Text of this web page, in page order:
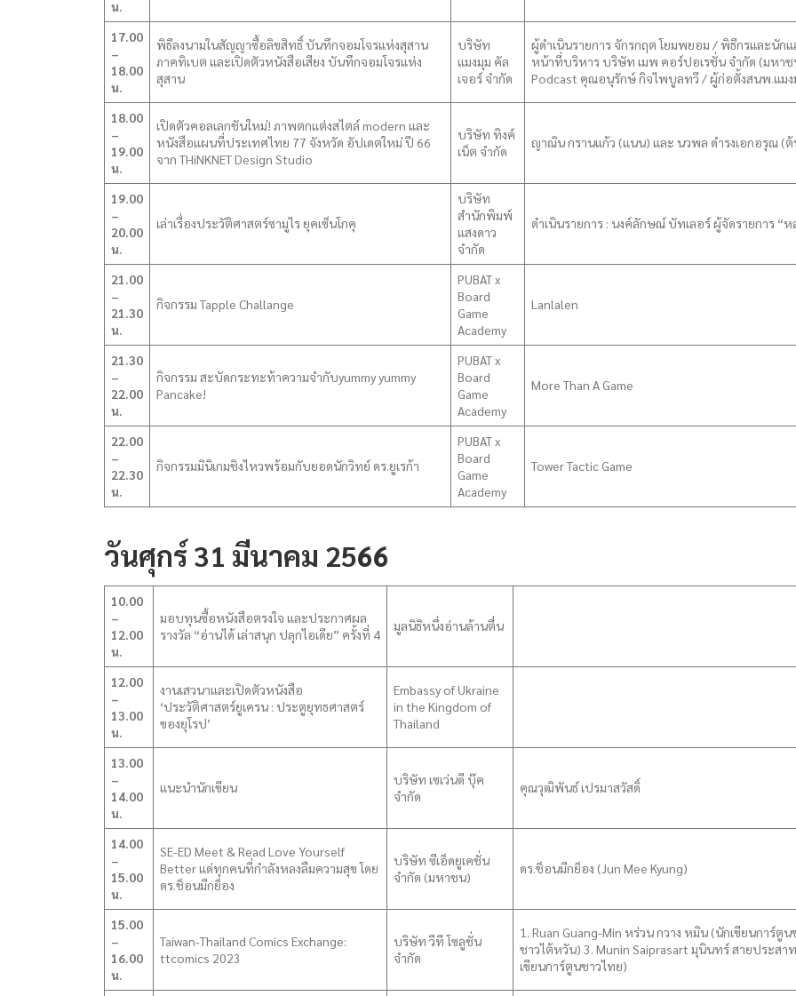
น.
17.00
–
18.00
น.
พิธีลงนามในสัญญาซื้อลิขสิทธิ์ บันทึกจอมโจรแห่งสุสาน
ภาคทิเบต และเปิดตัวหนังสือเสียง บันทึกจอมโจรแห่ง
สุสาน
บริษัท
แมงมุม คัล
เจอร์ จำกัด
ผู้ดำเนินรายการ จักรกฤต โยมพยอม / พิธีกรและนัก
หน้าที่บริหาร บริษัท เมพ คอร์ปอเรชั่น จำกัด (มหา
Podcast คุณอนุรักษ์ กิจไพบูลทวี / ผู้ก่อตั้งสนพ.แม
18.00
–
19.00
น.
เปิดตัวคอลเลกชันใหม่! ภาพตกแต่งสไตล์ modern และ
หนังสือแผนที่ประเทศไทย 77 จังหวัด อัปเดตใหม่ ปี 66
จาก THiNKNET Design Studio
บริษัท ทิงค์
เน็ต จำกัด
ญาณิน กรานแก้ว (แนน) และ นวพล ดำรงเอกอรุณ (
19.00
–
20.00
น.
เล่าเรื่องประวัติศาสตร์ซามูไร ยุคเซ็นโกคุ
บริษัท
สำนักพิมพ์
แสงดาว
จำกัด
ดำเนินรายการ : นงค์ลักษณ์ บัทเลอร์ ผู้จัดรายการ “
21.00
–
21.30
น.
กิจกรรม Tapple Challange
PUBAT x
Board
Game
Academy
Lanlalen
21.30
–
22.00
น.
กิจกรรม สะบัดกระทะท้าความจำกับyummy yummy
Pancake!
PUBAT x
Board
Game
Academy
More Than A Game
22.00
–
22.30
น.
กิจกรรมมินิเกมชิงไหวพร้อมกับยอดนักวิทย์ ดร.ยูเรก้า
PUBAT x
Board
Game
Academy
Tower Tactic Game
วันศุกร์ 31 มีนาคม 2566
10.00
–
12.00
น.
มอบทุนซื้อหนังสือตรงใจ และประกาศผล
รางวัล “อ่านได้ เล่าสนุก ปลุกไอเดีย” ครั้งที่ 4
มูลนิธิหนึ่งอ่านล้านตื่น
12.00
–
13.00
น.
งานเสวนาและเปิดตัวหนังสือ
‘ประวัติศาสตร์ยูเครน : ประตูยุทธศาสตร์
ของยุโรป’
Embassy of Ukraine
in the Kingdom of
Thailand
13.00
–
14.00
น.
แนะนำนักเขียน
บริษัท เซเว่นดี บุ๊ค
จำกัด
คุณวุฒิพันธ์ เปรมาสวัสดิ์
14.00
–
15.00
น.
SE-ED Meet & Read Love Yourself
Better แด่ทุกคนที่กำลังหลงลืมความสุข โดย
ดร.ช็อนมีกย็อง
บริษัท ซีเอ็ดยูเคชั่น
จำกัด (มหาชน)
ดร.ช็อนมีกย็อง (Jun Mee Kyung)
15.00
–
16.00
น.
Taiwan-Thailand Comics Exchange:
ttcomics 2023
บริษัท วีที โซลูชั่น
จำกัด
1. Ruan Guang-Min หร่วน กวาง หมิน (นักเขียนการ์ตู
ชาวไต้หวัน) 3. Munin Saiprasart มุนินทร์ สายประส
เขียนการ์ตูนชาวไทย)